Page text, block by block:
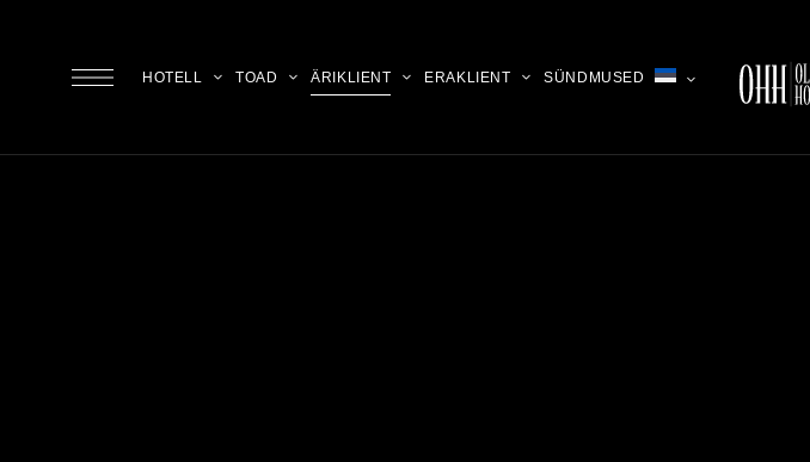
HOTELL TOAD ÄRIKLIENT ERAKLIENT SÜNDMUSED